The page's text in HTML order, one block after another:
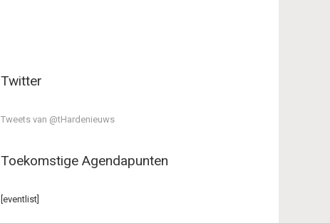
Twitter
Tweets van @tHardenieuws
Toekomstige Agendapunten
[eventlist]